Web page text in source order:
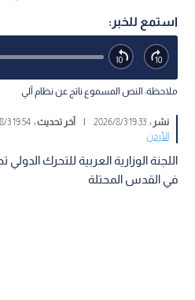
استمع للخبر:
ملاحظة: النص المسموع ناتج عن نظام آلي
نشر :19:33 2026/8/3
| آخر تحديث :19:54 2026/8/3
الأردن
اللجنة الوزارية العربية للتحرك
في القدس المحتلة